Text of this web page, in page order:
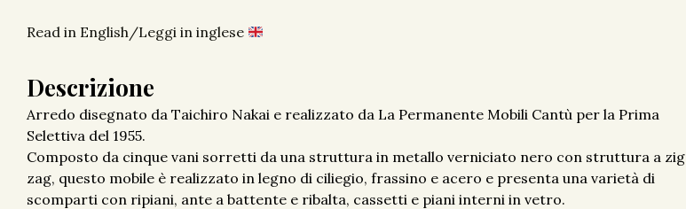
Read in English/Leggi in inglese
Descrizione
Arredo disegnato da Taichiro Nakai e realizzato da La Permanente Mobili Cantù per la Prima
Selettiva del 1955.
Composto da cinque vani sorretti da una struttura in metallo verniciato nero con struttura a zig
zag, questo mobile è realizzato in legno di ciliegio, frassino e acero e presenta una varietà di
scomparti con ripiani, ante a battente e ribalta, cassetti e piani interni in vetro.